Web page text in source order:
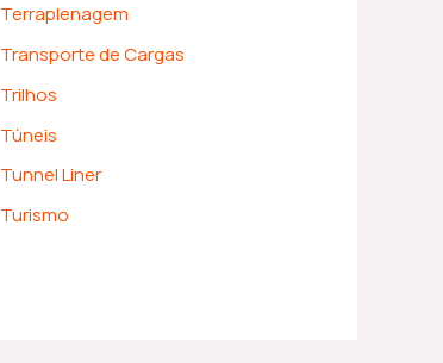
Terraplenagem
Transporte de Cargas
Trilhos
Túneis
Tunnel Liner
Turismo